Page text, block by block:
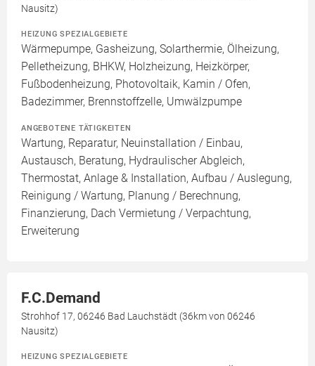
Nausitz)
HEIZUNG SPEZIALGEBIETE
Wärmepumpe, Gasheizung, Solarthermie, Ölheizung,
Pelletheizung, BHKW, Holzheizung, Heizkörper,
Fußbodenheizung, Photovoltaik, Kamin / Ofen,
Badezimmer, Brennstoffzelle, Umwälzpumpe
ANGEBOTENE TÄTIGKEITEN
Wartung, Reparatur, Neuinstallation / Einbau,
Austausch, Beratung, Hydraulischer Abgleich,
Thermostat, Anlage & Installation, Aufbau / Auslegung,
Reinigung / Wartung, Planung / Berechnung,
Finanzierung, Dach Vermietung / Verpachtung,
Erweiterung
F.C.Demand
Strohhof 17, 06246 Bad Lauchstädt (36km von 06246
Nausitz)
HEIZUNG SPEZIALGEBIETE